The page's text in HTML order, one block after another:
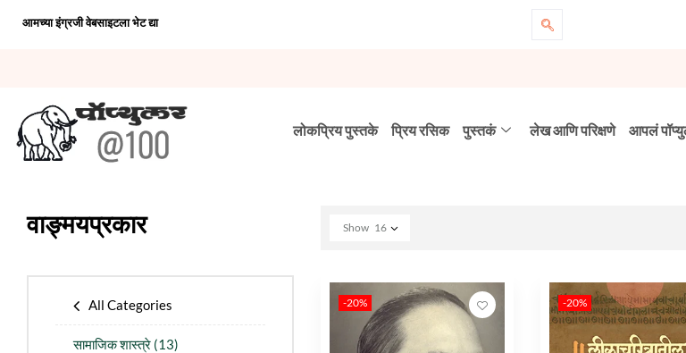
आमच्या इंग्रजी वेबसाइटला भेट द्या
लोकप्रिय पुस्तके प्रिय रसिक पुस्तकं लेख आणि परिक्षणे आपलं
वाङ्मयप्रकार
All Categories
सामाजिक शास्त्रे (13)
Show 16
-20% -20%